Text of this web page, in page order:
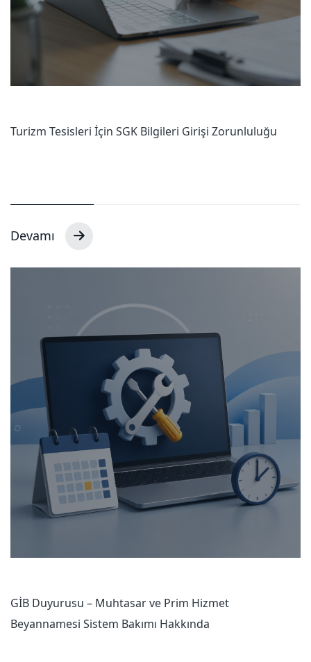
Turizm Tesisleri İçin SGK Bilgileri Girişi Zorunluluğu
Devamı
GİB Duyurusu – Muhtasar ve Prim Hizmet
Beyannamesi Sistem Bakımı Hakkında